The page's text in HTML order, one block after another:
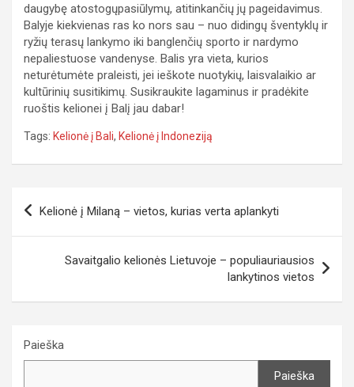
daugybę atostogųpasiūlymų, atitinkančių jų pageidavimus.
Balyje kiekvienas ras ko nors sau – nuo didingų šventyklų ir
ryžių terasų lankymo iki banglenčių sporto ir nardymo
nepaliestuose vandenyse. Balis yra vieta, kurios
neturėtumėte praleisti, jei ieškote nuotykių, laisvalaikio ar
kultūrinių susitikimų. Susikraukite lagaminus ir pradėkite
ruoštis kelionei į Balį jau dabar!
Tags: Kelionė į Bali, Kelionė į Indoneziją
Navigacija
Kelionė į Milaną – vietos, kurias verta aplankyti
Savaitgalio kelionės Lietuvoje – populiauriausios
lankytinos vietos
Paieška
Paieška